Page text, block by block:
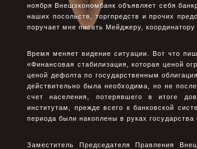
ноября Внешэкономбанк объявляет себя
наших посольств, торгпредств и прочих
поручает мне писать Мейджеру,
Время меняет видение ситуации. Вот что
«Финансовая стабилизация, которая ценой
ценой дефолта по государственным
действительно была необходима, но не
счет населения, потерявшего в итоге
институтам, прежде всего к банковской
периода были накоплены в руках государства
Заместитель Председателя Правления